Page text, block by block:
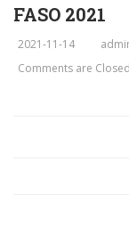
FASO 2021
2021-11-14
Comments are Closed